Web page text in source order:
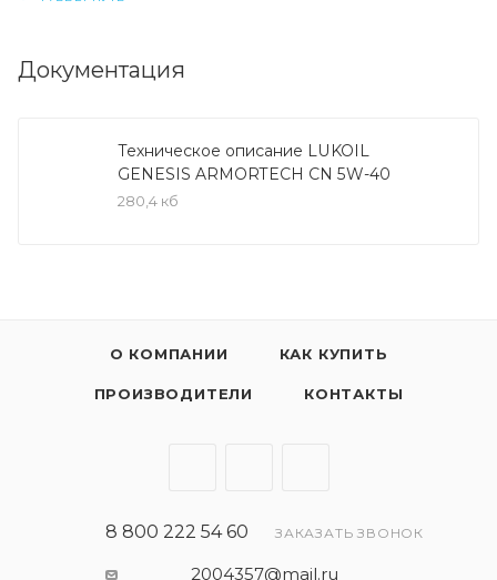
модернизированных двигателей китайских
отложений. Технология продукта также
адаптирована для двигателей с
непосредственным впрыском и предотвращает
оборудованных фильтром сажевых частиц)
автопроизводителей, требующих масел уровня
API SP, SN PLUS, SN и класса вязкости SAE 5W-40.
Документация
Техническое описание LUKOIL
GENESIS ARMORTECH CN 5W-40
280,4 кб
О КОМПАНИИ КАК КУПИТЬ
ПРОИЗВОДИТЕЛИ КОНТАКТЫ
8 800 222 54 60 ЗАКАЗАТЬ ЗВОНОК
2004357@mail.ru